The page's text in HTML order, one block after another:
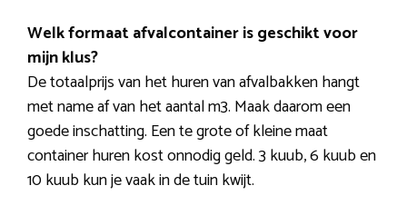
Welk formaat afvalcontainer is geschikt voor
mijn klus?
De totaalprijs van het huren van afvalbakken hangt
met name af van het aantal m3. Maak daarom een
goede inschatting. Een te grote of kleine maat
container huren kost onnodig geld. 3 kuub, 6 kuub en
10 kuub kun je vaak in de tuin kwijt.